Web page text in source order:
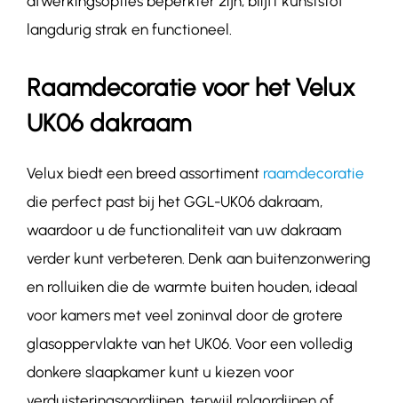
langdurig strak en functioneel.
Raamdecoratie voor het Velux
UK06 dakraam
Velux biedt een breed assortiment raamdecoratie
die perfect past bij het GGL-UK06dakraam,
waardoor u de functionaliteit van uw dakraam
verder kunt verbeteren. Denk aan buitenzonwering
en rolluiken die de warmte buiten houden, ideaal
voor kamers met veel zoninval door de grotere
glasoppervlakte van het UK06. Voor een volledig
donkere slaapkamer kunt u kiezen voor